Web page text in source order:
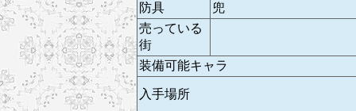
防具
兜
売っている
街
装備可能キャラ
入手場所